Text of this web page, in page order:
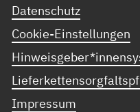
Datenschutz
Cookie-Einstellungen
Impressum